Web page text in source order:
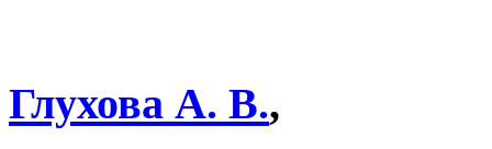
Глухова А. В.,